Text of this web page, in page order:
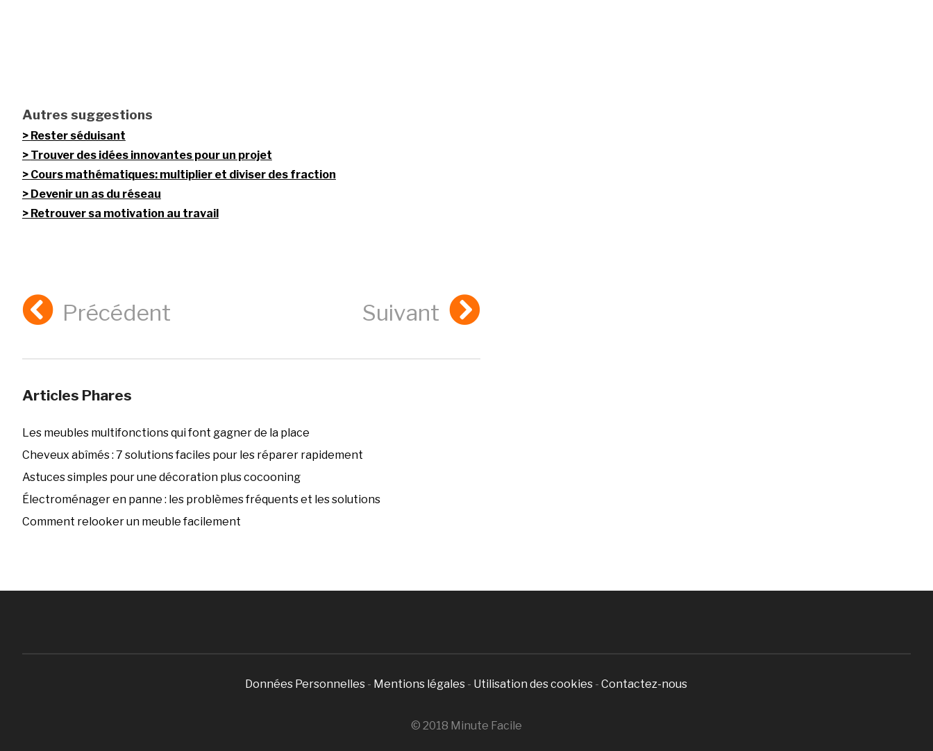
Autres suggestions
Rester séduisant
Trouver des idées innovantes pour un projet
Cours mathématiques: multiplier et diviser des fraction
Devenir un as du réseau
Retrouver sa motivation au travail
Précédent Suivant
Articles Phares
Les meubles multifonctions qui font gagner de la place
Cheveux abîmés : 7 solutions faciles pour les réparer rapidement
Astuces simples pour une décoration plus cocooning
Électroménager en panne : les problèmes fréquents et les solutions
Comment relooker un meuble facilement
Données Personnelles - Mentions légales - Utilisation des cookies -Contactez-nous
© 2018 Minute Facile